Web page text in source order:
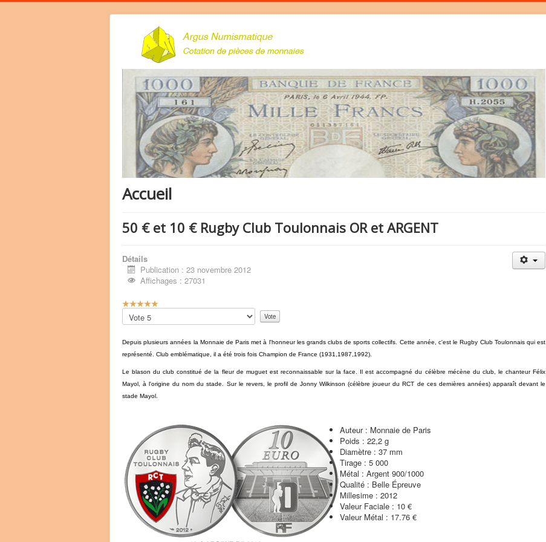
Accueil
50 € et 10 € Rugby Club Toulonnais OR et ARGENT
Détails
Publication : 23 novembre 2012
Affichages : 27031
V
o
t
u
t
i
i
s
5
Veuillez
voter
Depuis plusieurs années la Monnaie de Paris met à l'honneur les grands clubs de sports collectifs. Cette année, c'est le Rugby Club Toulonnais qui est
représenté. Club emblématique, il a été trois fois Champion de France (1931,1987,1992).
Le blason du club constitué de la fleur de muguet est reconnaissable sur la face. Il est accompagné du célèbre mécène du club, le chanteur Félix
Mayol, à l'origine du nom du stade. Sur le revers, le profil de Jonny Wilkinson (célèbre joueur du RCT de ces dernières années) apparaît devant le
stade Mayol.
Auteur : Monnaie de Paris
Poids : 22,2 g
Diamètre : 37 mm
Tirage : 5 000
Métal : Argent 900/1000
Qualité : Belle Épreuve
Millesime : 2012
Valeur Faciale : 10 €
Valeur Métal : 17.76 €